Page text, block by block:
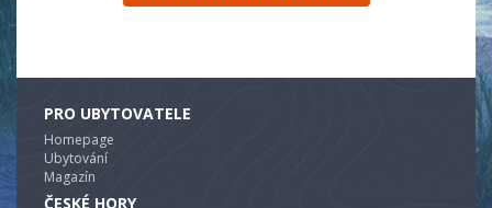
PRO UBYTOVATELE
Homepage
Ubytování
Magazín
ČESKÉ HORY